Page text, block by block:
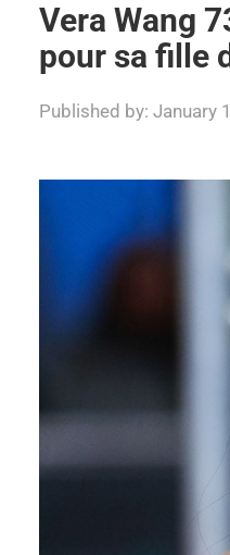
Vera Wang
pour sa fille
Published by: January